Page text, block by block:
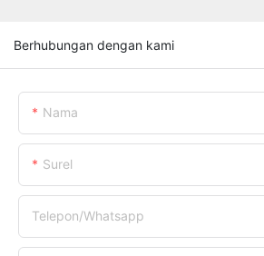
Berhubungan dengan kami
Nama
Surel
Telepon/whatsapp